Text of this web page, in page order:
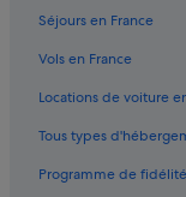
Bonne-Nouvelle :
Bonne-Nouvelle :
Bourse de Paris :
Cinéma du Grand Rex
compagnie
Séjours en France
Vols en France
Locations de voiture
Tous types
Programme de